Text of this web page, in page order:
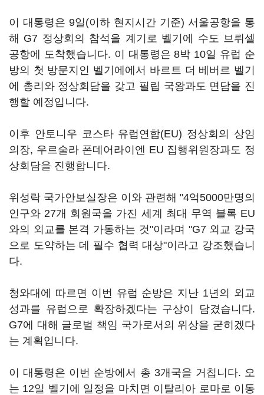
이 대통령은 9일(이하 현지시간 기준) 서울공항을 통
해 G7 정상회의 참석을 계기로 벨기에 수도 브뤼셀
공항에 도착했습니다. 이 대통령은 8박 10일 유럽 순
방의 첫 방문지인 벨기에에서 바르트 더 베버르 벨기
에 총리와 정상회담을 갖고 필립 국왕과도 면담을 진
행할 예정입니다.
이후 안토니우 코스타 유럽연합(EU) 정상회의 상임
의장, 우르술라 폰데어라이엔 EU 집행위원장과도 정
상회담을 진행합니다.
위성락 국가안보실장은 이와 관련해 "4억5000만명의
인구와 27개 회원국을 가진 세계 최대 무역 블록 EU
와의 외교를 본격 가동하는 것"이라며 "G7 외교 강국
으로 도약하는 데 필수 협력 대상"이라고 강조했습니
다.
청와대에 따르면 이번 유럽 순방은 지난 1년의 외교
성과를 유럽으로 확장하겠다는 구상이 담겼습니다.
G7에 대해 글로벌 책임 국가로서의 위상을 굳히겠다
는 계획입니다.
이 대통령은 이번 순방에서 총 3개국을 거칩니다. 오
는 12일 벨기에 일정을 마치면 이탈리아 로마로 이동